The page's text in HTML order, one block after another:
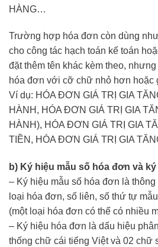
HÀNG…
Trường hợp hóa đơn còn dùng
cho công tác hạch toán kế toán
đặt thêm tên khác kèm theo,
hóa đơn với cỡ chữ nhỏ hơn hoặc
Ví dụ: HÓA ĐƠN GIÁ TRỊ GIA
HÀNH, HÓA ĐƠN GIÁ TRỊ GIA
HÀNH), HÓA ĐƠN GIÁ TRỊ GIA
TIỀN, HÓA ĐƠN GIÁ TRỊ GIA
b) Ký hiệu mẫu số hóa đơn và
– Ký hiệu mẫu số hóa đơn là
loại hóa đơn, số liên, số thứ tự
(một loại hóa đơn có thể có nhiều
– Ký hiệu hóa đơn là dấu hiệu
thống chữ cái tiếng Việt và 02 chữ